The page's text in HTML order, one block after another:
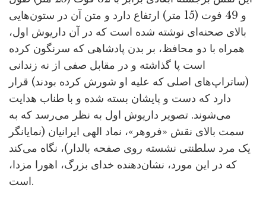
و 49 فوت (15 متر) ارتفاع دارد و متن آن در ستون‌هایی
بالای صحنه‌ای نوشته شده است که در آن داریوش اول،
همراه با دو محافظ، بر بدن پادشاهی که سرنگون کرده
است پا گذاشته و در مقابل صفی از نه زندانی
(ساتراپ‌های اصلی که علیه او شورش کرده بودند) قرار
دارد که دست و پایشان بسته شده و با طناب هدایت
می‌شوند. تصویر داریوش اول به نظر می‌رسد که به
سمت بالای نقش «فروهر»، نماد الهی ایرانیان (نمایانگر
یک مرد سلطنتی نشسته روی صفحه بالدار)، نگاه می‌کند
که در این مورد، نشان‌دهنده خدای بزرگ، اهورا مزدا،
است.